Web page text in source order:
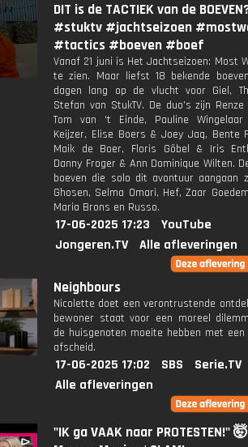
DIT is de TACTIEK van de
#stuktv #jachtseizoen
#tactics #boeven #boef
Vanaf 21 juni is Het Jachtseizoen: Most
te zien. Maar liefst 18 bekende
dagen lang op de vlucht voor Giel,
Stefan van StukTV. De duo’s zijn
Tom van ‘t Einde, Pauline
Keijzer, Elise Boers & Joey Jaq, Bente
Maik de Boer, Floris Göbel & Iris
Danny Froger & Ann Dominique Wilten.
boeven die solo dit avontuur aangaan
Ghosen, Selma Omari, Hef, Zaar
Maria Brons en Russo.
17-06-2025 17:23
YouTube
Jongeren.TV
Alle afleveringen
Neighbours
Nicolette doet een verontrustende
bewoner staat voor een moreel
de huisgenoten moeite hebben met een
afscheid.
17-06-2025 17:02 SBS
Serie.TV
Alle afleveringen
"IK ga VAAK naar PROTESTEN!"